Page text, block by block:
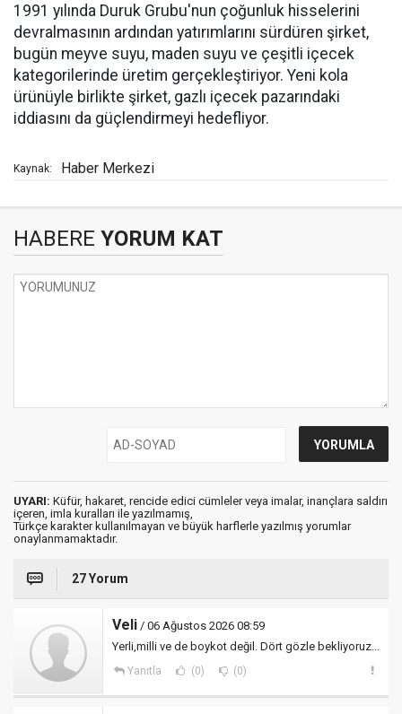
1991 yılında Duruk Grubu'nun çoğunluk hisselerini
devralmasının ardından yatırımlarını sürdüren şirket,
bugün meyve suyu, maden suyu ve çeşitli içecek
kategorilerinde üretim gerçekleştiriyor. Yeni kola
ürünüyle birlikte şirket, gazlı içecek pazarındaki
iddiasını da güçlendirmeyi hedefliyor.
Kaynak: Haber Merkezi
HABERE YORUM KAT
UYARI: Küfür, hakaret, rencide edici cümleler veya imalar, inançlara saldırı
içeren, imla kuralları ile yazılmamış,
Türkçe karakter kullanılmayan ve büyük harflerle yazılmış yorumlar
onaylanmamaktadır.
27 Yorum
Veli / 06 Ağustos 2026 08:59
Yerli,milli ve de boykot değil. Dört gözle bekliyoruz...
Yanıtla (0) (0)